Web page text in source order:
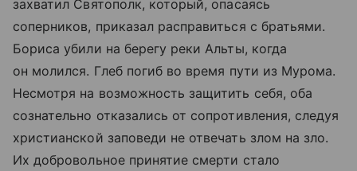
захватил Святополк, который, опасаясь
соперников, приказал расправиться с братьями.
Бориса убили на берегу реки Альты, когда
он молился. Глеб погиб во время пути из Мурома.
Несмотря на возможность защитить себя, оба
сознательно отказались от сопротивления, следуя
христианской заповеди не отвечать злом на зло.
Их добровольное принятие смерти стало